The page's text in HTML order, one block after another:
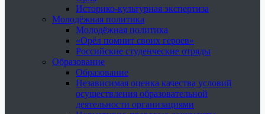
Историко-культурная экспертиза
Молодёжная политика
Молодёжная политика
«Орёл помнит своих героев»
Российские студенческие отряды
Образование
Образование
Независимая оценка качества условий
осуществления образовательной
деятельности организациями